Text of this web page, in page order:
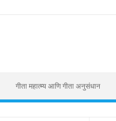
गीता महात्म्य आणि गीता अनुसंधान